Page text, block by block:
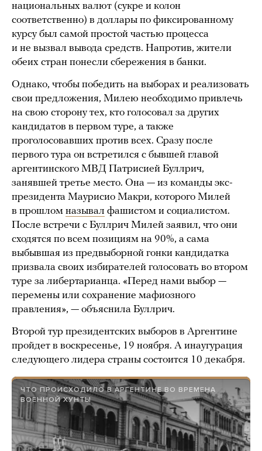
национальных валют (сукре и колон
соответственно) в доллары по фиксированному
курсу был самой простой частью процесса
и не вызвал вывода средств. Напротив, жители
обеих стран понесли сбережения в банки.
Однако, чтобы победить на выборах и реализовать
свои предложения, Милею необходимо привлечь
на свою сторону тех, кто голосовал за других
кандидатов в первом туре, а также
проголосовавших против всех. Сразу после
первого тура он встретился с бывшей главой
аргентинского МВД Патрисией Буллрич,
занявшей третье место. Она — из команды экс-
президента Маурисио Макри, которого Милей
в прошлом называл фашистом и социалистом.
После встречи с Буллрич Милей заявил, что они
сходятся по всем позициям на 90%, а сама
выбывшая из предвыборной гонки кандидатка
призвала своих избирателей голосовать во втором
туре за либертарианца. «Перед нами выбор —
перемены или сохранение мафиозного
правления», — объяснила Буллрич.
Второй тур президентских выборов в Аргентине
пройдет в воскресенье, 19 ноября. А инаугурация
следующего лидера страны состоится 10 декабря.
ЧТО ПРОИСХОДИЛО В АРГЕНТИНЕ ВО ВРЕМЕНА
ВОЕННОЙ ХУНТЫ